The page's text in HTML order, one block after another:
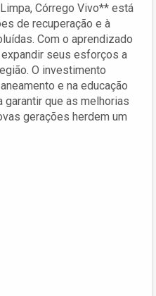
Córrego Vivo** está
de recuperação e à
Com o aprendizado
seus esforços a
O investimento
e na educação
que as melhorias
gerações herdem um